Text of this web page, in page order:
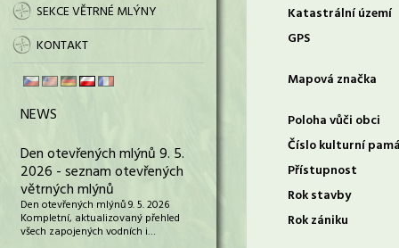
SEKCE VĚTRNÉ MLÝNY
KONTAKT
NEWS
Den otevřených mlýnů 9. 5.
2026 - seznam otevřených
větrných mlýnů
Den otevřených mlýnů 9. 5. 2026
Kompletní, aktualizovaný přehled
všech zapojených vodních i…
Katastrální území
GPS
Mapová značka
Poloha vůči obci
Číslo kulturní
Přístupnost
Rok stavby
Rok zániku